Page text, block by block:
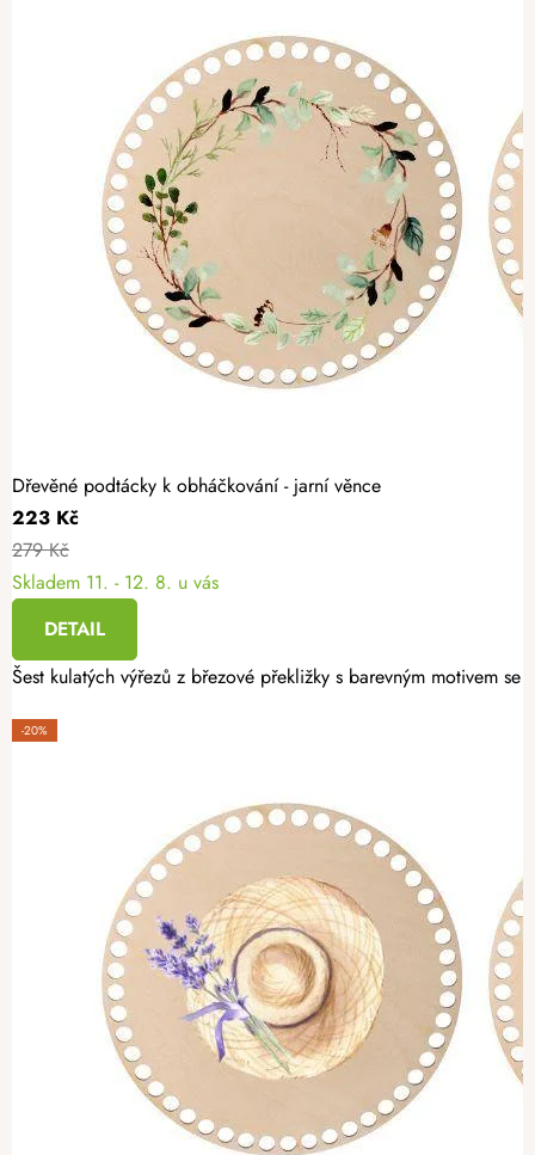
Dřevěné podtácky k obháčkování - jarní věnce
223 Kč
279 Kč
Skladem 11. - 12. 8. u vás
DETAIL
Šest kulatých výřezů z březové překližky s barevným motivem
-20%